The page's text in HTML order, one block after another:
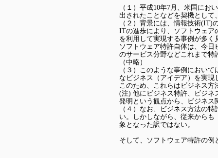
（１）平成10年7月、米国に
出されたことなどを契機として
（２）背景には、情報技術(IT)
ITの進歩により、ソフトウェア
を利用して実現する事例が多
ソフトウェア特許自体は、今
のサービス分野などこれまで特
（中略）
（３）このような事例におい
なビジネス（アイデア）を実
このため、これらはビジネス
(注) 他にビジネス特許、ビジネ
発明という観点から、ビジネス
（４）なお、ビジネス方法の
い。しかしながら、従来から
象となった訳ではない。
そして、ソフトウェア特許の